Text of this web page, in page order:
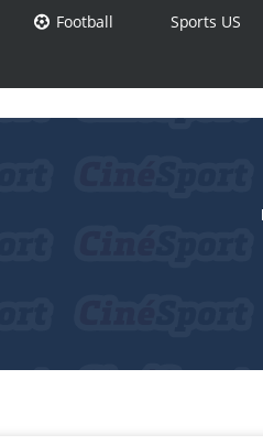
Football Sports US